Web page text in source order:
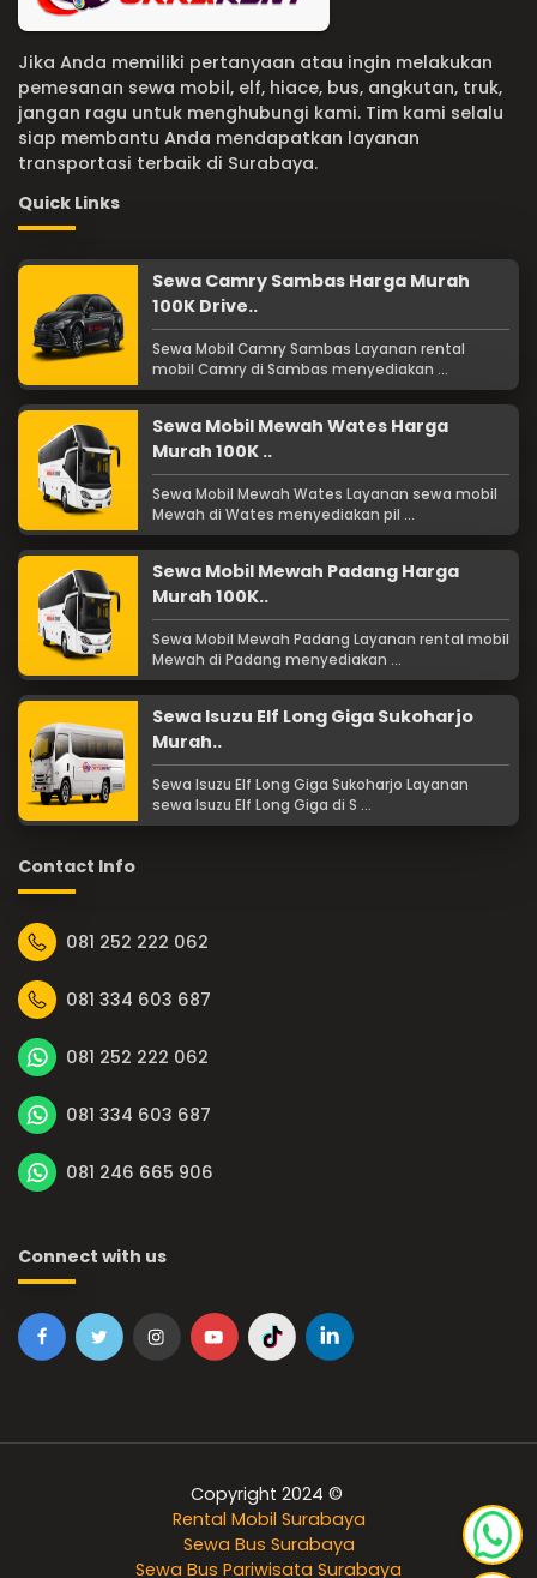
Jika Anda memiliki pertanyaan atau ingin melakukan
pemesanan sewa mobil, elf, hiace, bus, angkutan, truk,
jangan ragu untuk menghubungi kami. Tim kami selalu
siap membantu Anda mendapatkan layanan
transportasi terbaik di Surabaya.
Quick Links
Sewa Camry Sambas Harga Murah
100K Drive..
Sewa Mobil Camry Sambas Layanan rental
mobil Camry di Sambas menyediakan ...
Sewa Mobil Mewah Wates Harga
Murah 100K ..
Sewa Mobil Mewah Wates Layanan sewa mobil
Mewah di Wates menyediakan pil ...
Sewa Mobil Mewah Padang Harga
Murah 100K..
Sewa Mobil Mewah Padang Layanan rental mobil
Mewah di Padang menyediakan ...
Sewa Isuzu Elf Long Giga Sukoharjo
Murah..
Sewa Isuzu Elf Long Giga Sukoharjo Layanan
sewa Isuzu Elf Long Giga di S ...
Contact Info
081 252 222 062
081 334 603 687
081 252 222 062
081 334 603 687
081 246 665 906
Connect with us
Copyright 2024 ©
Rental Mobil Surabaya
Sewa Bus Surabaya
Sewa Bus Pariwisata Surabaya